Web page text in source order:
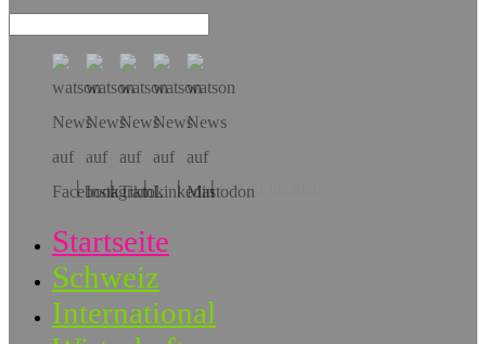
Hol dir die App!
Startseite
Schweiz
International